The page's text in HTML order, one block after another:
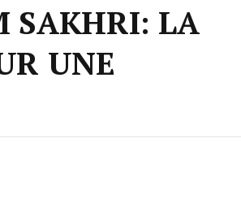
SAKHRI: LA
UNE